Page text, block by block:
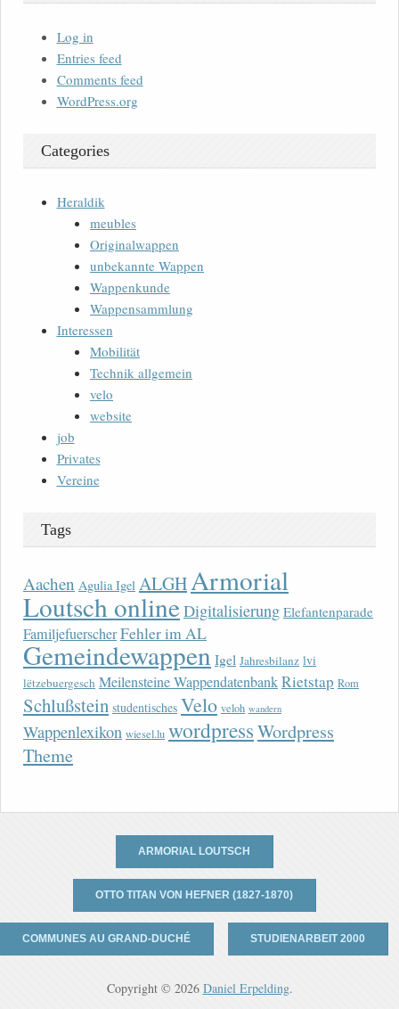
Log in
Entries feed
Comments feed
WordPress.org
Categories
Heraldik
meubles
Originalwappen
unbekannte Wappen
Wappenkunde
Wappensammlung
Interessen
Mobilität
Technik allgemein
velo
website
job
Privates
Vereine
Tags
Aachen Agulia Igel ALGHArmorial
Loutsch onlineDigitalisierung Elefantenparade
FamiljefuerscherFehler im AL
Gemeindewappen Igel Jahresbilanz lvi
lëtzebuergesch Meilensteine WappendatenbankRietstap Rom
Schlußstein studentisches Velo veloh wandern
Wappenlexikon wiesel.lu wordpressWordpress
Theme
ARMORIAL LOUTSCH
OTTO TITAN VON HEFNER (1827-1870)
COMMUNES AU GRAND-DUCHÉ STUDIENARBEIT 2000
Copyright © 2026 Daniel Erpelding.